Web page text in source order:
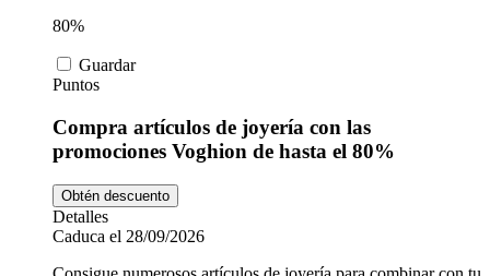
80%
Guardar
Puntos
Compra artículos de joyería con las
promociones Voghion de hasta el 80%
Obtén descuento
Detalles
Caduca el 28/09/2026